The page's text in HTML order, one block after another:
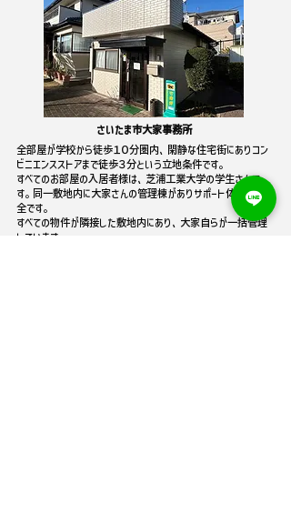
さいたま市大家事務所
全部屋が学校から徒歩１０分圏内、閑静な住宅街にありコン
ビニエンスストアまで徒歩３分という立地条件です。
すべてのお部屋の入居者様は、芝浦工業大学の学生さんで
す。同一敷地内に大家さんの管理棟がありサポート体制も万
全です。
すべての物件が隣接した敷地内にあり、大家自らが一括管理
しています。